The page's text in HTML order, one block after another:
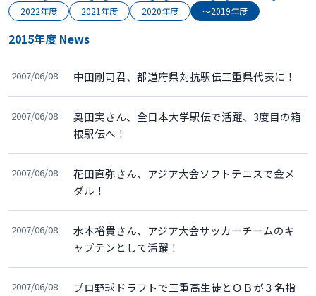
2022年度
2021年度 2020年度 〜2019年度
2015年度 News
2007/06/08 中田剛司君、都道府県対抗駅伝三重県代表に！
2007/06/08
奥田実さん、全日本大学駅伝で活躍、3度目の箱
根駅伝へ！
2007/06/08
花田直弥さん、アジア大会ソフトテニスで金メ
ダル！
2007/06/08
水本裕貴さん、アジア大会サッカーチームのキ
ャプテンとして活躍！
2007/06/08
プロ野球ドラフトで三重高生徒とＯＢが３名指